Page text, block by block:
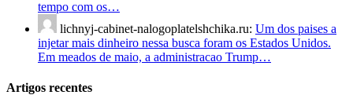
tempo com os…
lichnyj-cabinet-nalogoplatelshchika.ru: Um dos paises a
injetar mais dinheiro nessa busca foram os Estados Unidos.
Em meados de maio, a administracao Trump…
Artigos recentes